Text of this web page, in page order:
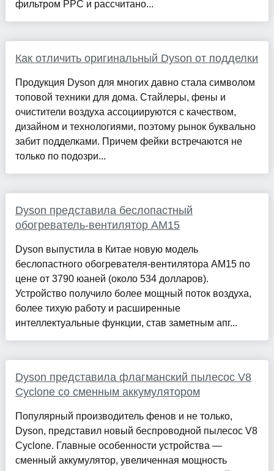
фильтром PPC и рассчитано...
Как отличить оригинальный Dyson от подделки
Продукция Dyson для многих давно стала символом
топовой техники для дома. Стайлеры, фены и
очистители воздуха ассоциируются с качеством,
дизайном и технологиями, поэтому рынок буквально
забит подделками. Причем фейки встречаются не
только по подозри...
Dyson представила беслопастный
обогреватель-вентилятор AM15
Dyson выпустила в Китае новую модель
беслопастного обогревателя-вентилятора AM15 по
цене от 3790 юаней (около 534 долларов).
Устройство получило более мощный поток воздуха,
более тихую работу и расширенные
интеллектуальные функции, став заметным апг...
Dyson представила флагманский пылесос V8
Cyclone со сменным аккумулятором
Популярный производитель фенов и не только,
Dyson, представил новый беспроводной пылесос V8
Cyclone. Главные особенности устройства —
сменный аккумулятор, увеличенная мощность